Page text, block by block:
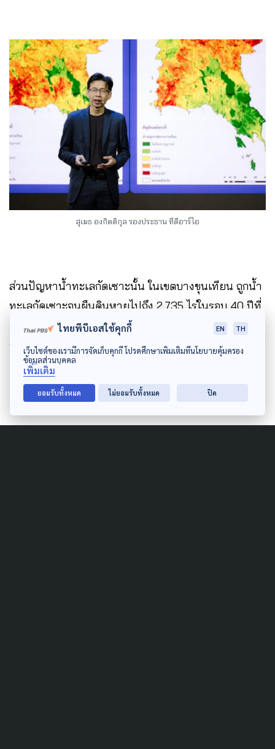
สุเมธ องกิตติกุล รองประธาน ทีดีอาร์ไอ
ส่วนปัญหาน้ำทะเลกัดเซาะนั้น ในเขตบางขุนเทียน ถูกน้ำ
ทะเลกัดเซาะจนผืนดินหายไปถึง 2,735 ไร่ในรอบ 40 ปีที่
ผ่านมา ทั้งนี้ปัญหาน้ำทะเลกัดเซาะอย่างรุนแรงนี้ยังเกิด
ขึ้นในหลายจังหวัดที่มีชายฝั่งทะเลด้วย โดยในช่วง 30 ปีที่
ผ่านมามีพื้นที่ถูกกัดเซาะไปแล้วกว่า 1 แสนไร่ แม้จะมี
ความพยายามในการแก้ไขปัญหา แต่ยังไม่ได้ผล
ไทยพีบีเอสใช้คุกกี้ EN TH
เว็บไซต์ของเรามีการจัดเก็บคุกกี้ โปรดศึกษาเพิ่มเติมที่นโยบายคุ้มครอง
ข้อมูลส่วนบุคคล
เพิ่มเติม
ยอมรับทั้งหมด ไม่ยอมรับทั้งหมด ปิด